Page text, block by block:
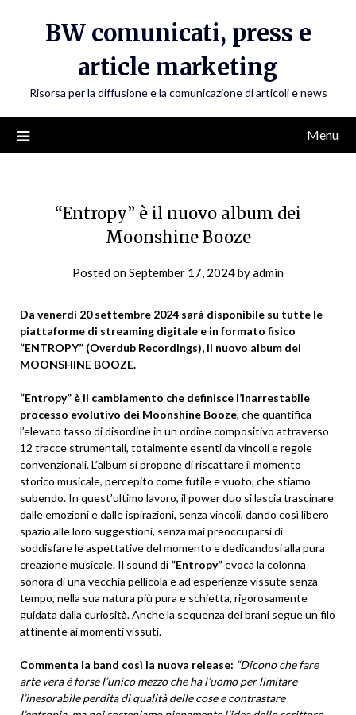
BW comunicati, press e
article marketing
Risorsa per la diffusione e la comunicazione di articoli e news
Menu
“Entropy” è il nuovo album dei
Moonshine Booze
Posted onSeptember 17, 2024byadmin
Da venerdì 20 settembre 2024 sarà disponibile su tutte le
piattaforme di streaming digitale e in formato fisico
“ENTROPY” (Overdub Recordings), il nuovo album dei
MOONSHINE BOOZE.
“Entropy” è il cambiamento che definisce l’inarrestabile
processo evolutivo dei Moonshine Booze, che quantifica
l’elevato tasso di disordine in un ordine compositivo attraverso
12 tracce strumentali, totalmente esenti da vincoli e regole
convenzionali. L’album si propone di riscattare il momento
storico musicale, percepito come futile e vuoto, che stiamo
subendo. In quest’ultimo lavoro, il power duo si lascia trascinare
dalle emozioni e dalle ispirazioni, senza vincoli, dando così libero
spazio alle loro suggestioni, senza mai preoccuparsi di
soddisfare le aspettative del momento e dedicandosi alla pura
creazione musicale. Il sound di “Entropy”evoca la colonna
sonora di una vecchia pellicola e ad esperienze vissute senza
tempo, nella sua natura più pura e schietta, rigorosamente
guidata dalla curiosità. Anche la sequenza dei brani segue un filo
attinente ai momenti vissuti.
Commenta la band così la nuova release: “Dicono che fare
arte vera è forse l’unico mezzo che ha l’uomo per limitare
l’inesorabile perdita di qualità delle cose e contrastare